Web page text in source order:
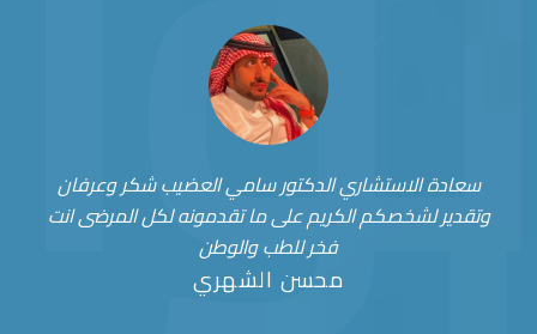
سعادة الاستشاري الدكتور سامي العضيب شكر وعرفان
وتقدير لشخصكم الكريم على ما تقدمونه لكل المرضى انت
فخر للطب والوطن
محسن الشهري